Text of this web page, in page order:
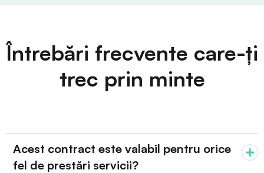
Întrebări frecvente care-ți
trec prin minte
Acest contract este valabil pentru orice
fel de prestări servicii?